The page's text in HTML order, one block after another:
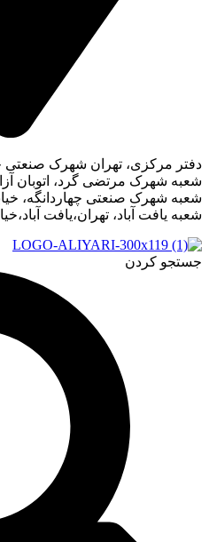
شهرک صنعتی چهاردانگه، خیابان ۲۰/۵ ملت
گرد، اتوبان آزادگان، بین ولیعصر ۳۳ و
صنعتی چهاردانگه، خیابان پنجم
تهران،یافت آباد،خیابان ولی عابدی،